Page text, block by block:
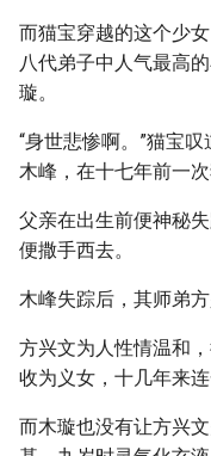
而猫宝穿越的这个少
八代弟子中人气最高
璇。
“身世悲惨啊。”猫宝
木峰，在十七年前一
父亲在出生前便神秘
便撒手西去。
木峰失踪后，其师弟
方兴文为人性情温和
收为义女，十几年来
而木璇也没有让方兴